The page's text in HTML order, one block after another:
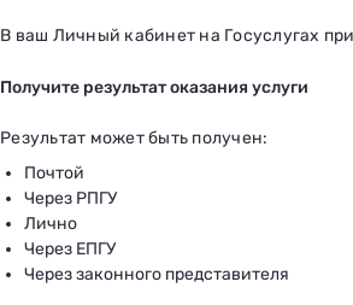
В ваш Личный кабинет на Госуслугах
Получите результат оказания услуги
Результат может быть получен:
Почтой
Через РПГУ
Лично
Через ЕПГУ
Через законного представителя